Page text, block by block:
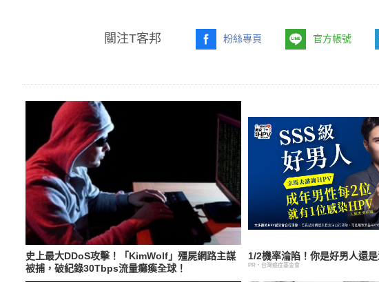
關注T客邦 粉絲專頁 官方帳號
史上最大DDoS攻擊！「KimWolf」殭屍網路主謀
被捕，破紀錄30Tbps流量癱瘓全球！
1/2機率淪陷！你是好男人還
PR・台灣癌症基金會